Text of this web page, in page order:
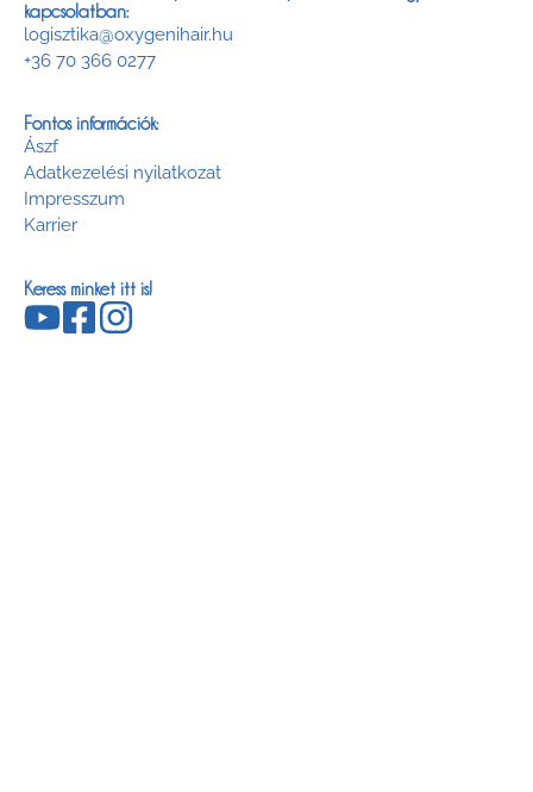
kapcsolatban:
logisztika@oxygenihair.hu
+36 70 366 0277
Fontos információk:
Ászf
Adatkezelési nyilatkozat
Impresszum
Karrier
Keress minket itt is!